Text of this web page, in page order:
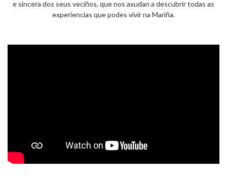
e sincera dos seus veciños, que nos axudan a descubrir todas as
experiencias que podes vivir na Mariña.